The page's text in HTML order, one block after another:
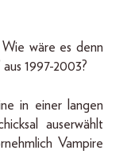
Wie wäre es denn
1997-2003?
in einer langen
auserwählt
Vampire